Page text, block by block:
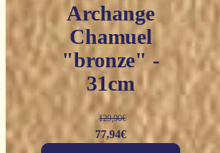
Archange
Chamuel
"bronze" -
31cm
129,90€
Le
77,94€Le